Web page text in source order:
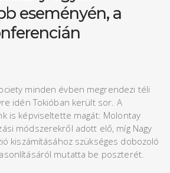
eseményén, a
minden évben megrendezi téli
idén Tokióban került sor. A
is képviseltette magát: Molontay
módszerekről adott elő, míg Nagy
kiszámításához szükséges dobozoló
mutatta be poszterét.